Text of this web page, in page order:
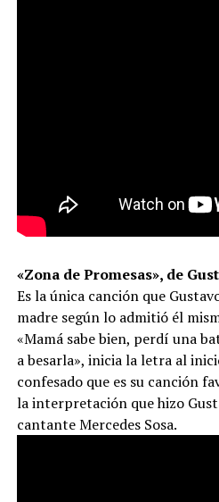
«Zona de Promesas», de
Es la única canción que
madre según lo admitió él
«Mamá sabe bien, perdí una
a besarla», inicia la letra al
confesado que es su canción
la interpretación que hizo
cantante Mercedes Sosa.